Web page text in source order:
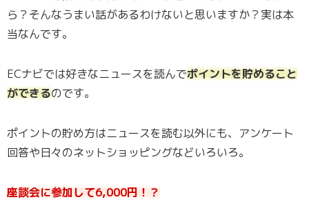
ら？そんなうまい話があるわけないと思いますか？実は本
当なんです。
ECナビでは好きなニュースを読んでポイントを貯めること
ができるのです。
ポイントの貯め方はニュースを読む以外にも、アンケート
回答や日々のネットショッピングなどいろいろ。
座談会に参加して6,000円！？